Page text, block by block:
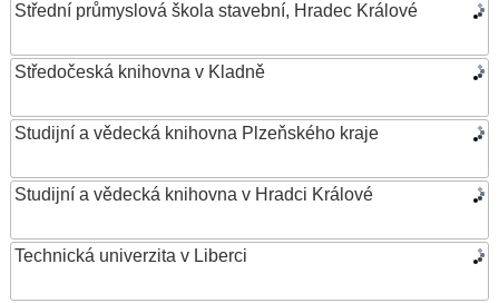
Střední průmyslová škola stavební, Hradec Králové
Středočeská knihovna v Kladně
Studijní a vědecká knihovna Plzeňského kraje
Studijní a vědecká knihovna v Hradci Králové
Technická univerzita v Liberci